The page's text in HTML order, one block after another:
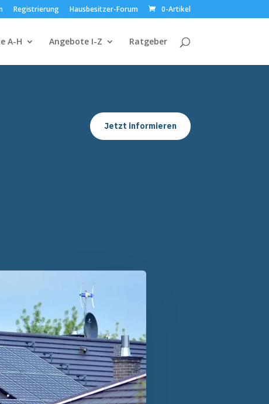
Registrierung Hausbesitzer-Forum 0-Artikel
A-H Angebote I-Z Ratgeber
Jetzt informieren